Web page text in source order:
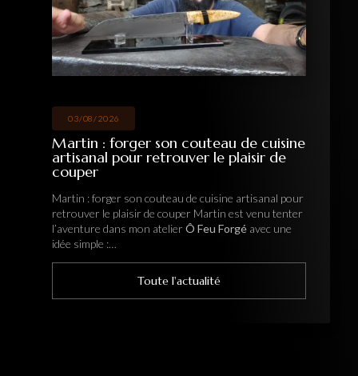
03/08/2026
Martin : forger son couteau de cuisine
artisanal pour retrouver le plaisir de
couper
Martin : forger son couteau de cuisine artisanal pour
retrouver le plaisir de couper Martin est venu tenter
l’aventure dans mon atelierÔ Feu Forgé avec une
idée simple :…
Toute l'actualité